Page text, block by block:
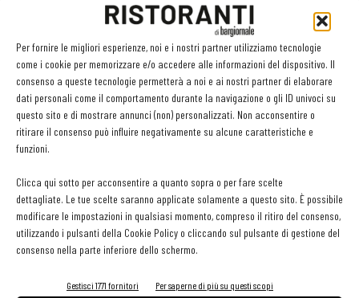
Per fornire le migliori esperienze, noi e i nostri partner utilizziamo tecnologie
come i cookie per memorizzare e/o accedere alle informazioni del dispositivo. Il
consenso a queste tecnologie permetterà a noi e ai nostri partner di elaborare
dati personali come il comportamento durante la navigazione o gli ID univoci su
questo sito e di mostrare annunci (non) personalizzati. Non acconsentire o
ritirare il consenso può influire negativamente su alcune caratteristiche e
funzioni.
Clicca qui sotto per acconsentire a quanto sopra o per fare scelte
dettagliate. Le tue scelte saranno applicate solamente a questo sito. È possibile
modificare le impostazioni in qualsiasi momento, compreso il ritiro del consenso,
utilizzando i pulsanti della Cookie Policy o cliccando sul pulsante di gestione del
consenso nella parte inferiore dello schermo.
Gestisci 1771 fornitori Per saperne di più su questi scopi
copre oltre il 70% della produzione.
Facebook Twitter Linkedin
LEGGI ANCHE
Ampliare l’attività del ristorante al catering? Sì, ma la
scelta giusta è puntare sul premium